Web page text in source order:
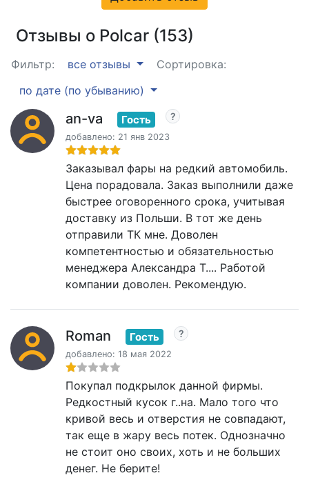
Отзывы о Polcar (153)
Фильтр: все отзывы
Сортировка:
по дате (по убыванию)
an-va Гость
добавлено: 21 янв 2023
Заказывал фары на редкий автомобиль.
Цена порадовала. Заказ выполнили даже
быстрее оговоренного срока, учитывая
доставку из Польши. В тот же день
отправили ТК мне. Доволен
компетентностью и обязательностью
менеджера Александра Т.... Работой
компании доволен. Рекомендую.
Roman Гость
добавлено: 18 мая 2022
Покупал подкрылок данной фирмы.
Редкостный кусок г..на. Мало того что
кривой весь и отверстия не совпадают,
так еще в жару весь потек. Однозначно
не стоит оно своих, хоть и не больших
денег. Не берите!